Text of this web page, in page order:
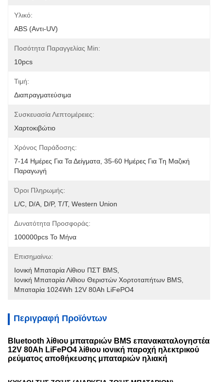
Υλικό:
ABS (αντι-UV)
Ποσότητα Παραγγελίας Min:
10pcs
Τιμή:
Διαπραγματεύσιμα
Συσκευασία Λεπτομέρειες:
Χαρτοκιβώτιο
Χρόνος Παράδοσης:
7-14 Ημέρες Για Τα Δείγματα, 35-60 Ημέρες Για Τη Μαζική
Παραγωγή
Όροι Πληρωμής:
L/C, D/A, D/P, T/T, Western Union
Δυνατότητα Προσφοράς:
100000pcs Το Μήνα
Επισημαίνω:
Ιονική Μπαταρία Λίθιου ΠΣΤ BMS
Ιονική Μπαταρία Λίθιου Θεριστών Χορτοταπήτων BMS
Μπαταρία 1024Wh 12V 80Ah LiFePO4
Περιγραφή Προϊόντων
Bluetooth λίθιου μπαταριών BMS επανακαταλογηστέα
12V 80Ah LiFePO4 λίθιου ιονική παροχή ηλεκτρικού
ρεύματος αποθήκευσης μπαταριών ηλιακή